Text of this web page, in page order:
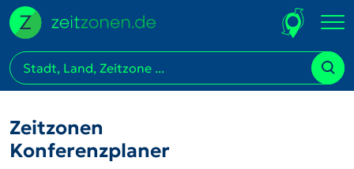
Zeitzonen
Konferenzplaner